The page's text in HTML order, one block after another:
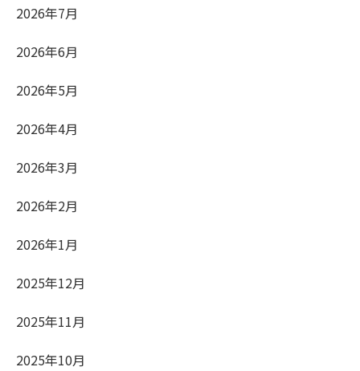
2026年7月
2026年6月
2026年5月
2026年4月
2026年3月
2026年2月
2026年1月
2025年12月
2025年11月
2025年10月